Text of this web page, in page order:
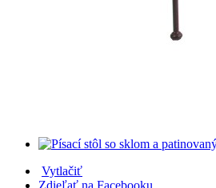
Vytlačiť
Zdieľať na Facebooku